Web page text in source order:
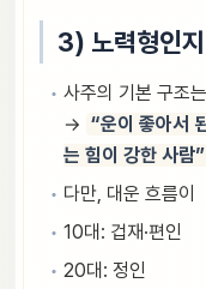
3) 노력형인
사주의 기본 구조
→ “운이 좋아서
는 힘이 강한 사람”
다만, 대운 흐름이
10대: 겁재·편인
20대: 정인